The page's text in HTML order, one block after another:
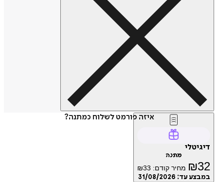
איזה פורמט לשלוח כמתנה?
דיגיטלי
מתנה
₪32 מחיר קודם: ₪33
במבצע עד: 31/08/2026